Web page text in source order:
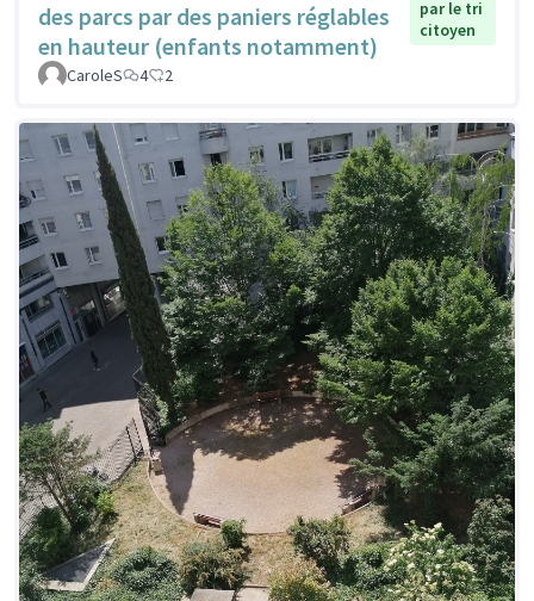
des parcs par des paniers réglables
en hauteur (enfants notamment)
par le tri
citoyen
CaroleS 4 2